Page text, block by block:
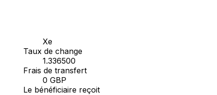
Xe
Taux de change
1.336500
Frais de transfert
0 GBP
Le bénéficiaire reçoit